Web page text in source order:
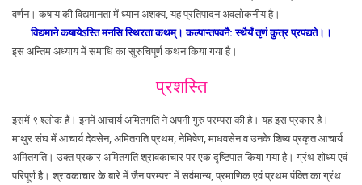
वर्णन। कषाय की विद्यमानता में ध्यान अशक्य, यह प्रतिपादन अवलोकनीय है।
विद्यमाने कषायेऽस्ति मनसि स्थिरता कथम्। कल्पान्तपवनै: स्थैर्यं तृणं कुत्र प्रपद्यते।।
इस अन्तिम अध्याय में समाधि का सुरुचिपूर्ण कथन किया गया है।
प्रशस्ति
इसमें ९ श्लोक हैं। इनमें आचार्य अमितगति ने अपनी गुरु परम्परा की है। यह इस प्रकार है।
माथुर संघ में आचार्य देवसेन, अमितगति प्रथम, नेमिषेण, माधवसेन व उनके शिष्य प्रकृत आचार्य
अमितगति। उक्त प्रकार अमितगति श्रावकाचार पर एक दृष्टिपात किया गया है। ग्रंथ शोध्य एवं
परिपूर्ण है। श्रावकाचार के बारे में जैन परम्परा में सर्वमान्य, प्रमाणिक एवं प्रथम पंक्ति का ग्रंथ